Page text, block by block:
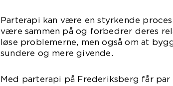
Parterapi kan være en styrkende
være sammen på og forbedrer deres
løse problemerne, men også om at
sundere og mere givende.
Med parterapi på Frederiksberg får